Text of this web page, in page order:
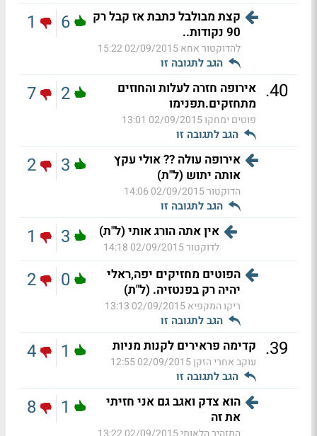
קצת מבולבל כתבת אז קבל רק
90 נקודות..
להדוקטור אחא02/09/2015 15:22
הגב לתגובה זו
6
1
40
. אירופה חזרה לעלות והחוזים
מתחזקים.תפנימו
פוטים ימחקו02/09/2015 13:01
הגב לתגובה זו
2
7
אירופה עולה ?? אולי עקץ
אותה יתוש (ל"ת)
הדוקטור02/09/2015 14:06
הגב לתגובה זו
3
2
אין אתה הורג אותי (ל"ת)
לדוקטור02/09/2015 14:18
3
1
הפוטים מחזיקים יפה,ראלי
יהיה רק בפנטזיה. (ל"ת)
ריקו המקפיא02/09/2015 13:13
הגב לתגובה זו
0
2
39
. קדימה פראירים לקנות מניות
עוקב אחרי הזקן02/09/2015 12:55
הגב לתגובה זו
1
4
הוא צדק ואגב גם אני חזיתי
את זה
1
8